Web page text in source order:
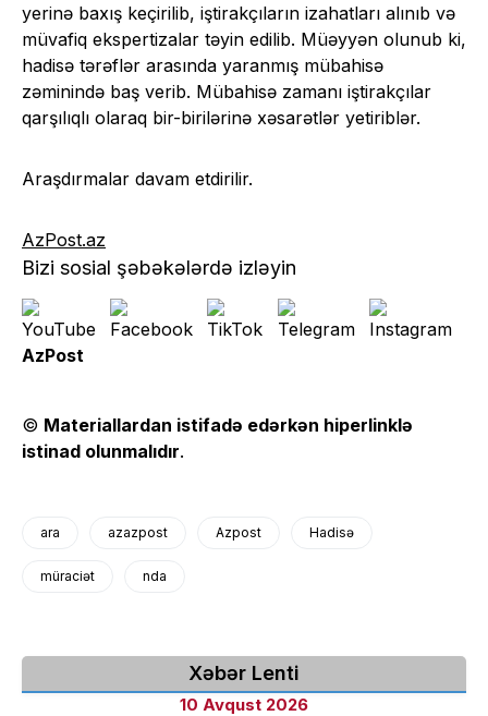
yerinə baxış keçirilib, iştirakçıların izahatları alınıb və
müvafiq ekspertizalar təyin edilib. Müəyyən olunub ki,
hadisə tərəflər arasında yaranmış mübahisə
zəminində baş verib. Mübahisə zamanı iştirakçılar
qarşılıqlı olaraq bir-birilərinə xəsarətlər yetiriblər.
Araşdırmalar davam etdirilir.
AzPost.az
Bizi sosial şəbəkələrdə izləyin
AzPost
© Materiallardan istifadə edərkən hiperlinklə
istinad olunmalıdır.
ara azazpost Azpost Hadisə
müraciət nda
Xəbər Lenti
10 Avqust 2026